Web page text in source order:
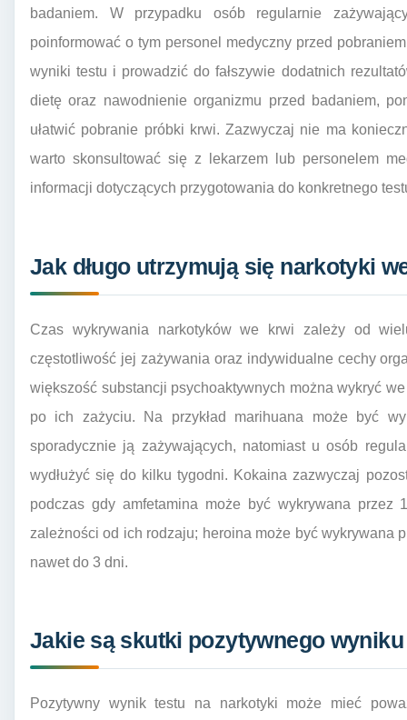
badaniem. W przypadku osób regularnie
poinformować o tym personel medyczny przed
wyniki testu i prowadzić do fałszywie dodatnich
dietę oraz nawodnienie organizmu przed badaniem,
ułatwić pobranie próbki krwi. Zazwyczaj nie ma
warto skonsultować się z lekarzem lub personelem
informacji dotyczących przygotowania do konkretnego
Jak długo utrzymują się narkotyki
Czas wykrywania narkotyków we krwi zależy od
częstotliwość jej zażywania oraz indywidualne cechy
większość substancji psychoaktywnych można wykryć
po ich zażyciu. Na przykład marihuana może być
sporadycznie ją zażywających, natomiast u osób
wydłużyć się do kilku tygodni. Kokaina zazwyczaj
podczas gdy amfetamina może być wykrywana
zależności od ich rodzaju; heroina może być wykrywana
nawet do 3 dni.
Jakie są skutki pozytywnego
Pozytywny wynik testu na narkotyki może mieć